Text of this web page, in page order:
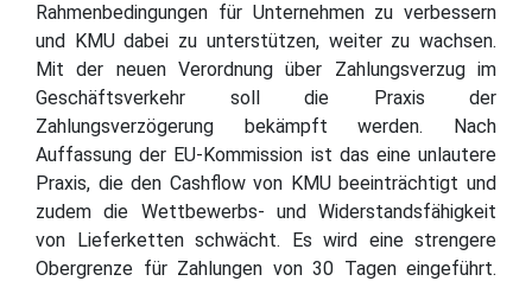
Rahmenbedingungen für Unternehmen zu verbessern
und KMU dabei zu unterstützen, weiter zu wachsen.
Mit der neuen Verordnung über Zahlungsverzug im
Geschäftsverkehr soll die Praxis der
Zahlungsverzögerung bekämpft werden. Nach
Auffassung der EU-Kommission ist das eine unlautere
Praxis, die den Cashflow von KMU beeinträchtigt und
zudem die Wettbewerbs- und Widerstandsfähigkeit
von Lieferketten schwächt. Es wird eine strengere
Obergrenze für Zahlungen von 30 Tagen eingeführt.